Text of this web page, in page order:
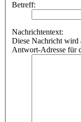
Betreff:
Nachrichtentext:
Diese Nachricht wird
Antwort-Adresse für